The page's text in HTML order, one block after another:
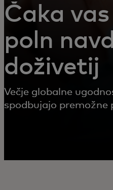
Čaka
poln
doživetij
Večje globalne
spodbujajo premožne